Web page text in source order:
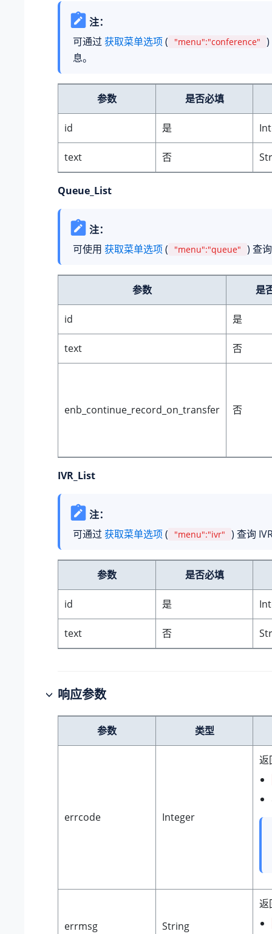
注：
可通过获取菜单选项( "menu":"conference" )
息。
参数 是否必填
id 是
text 否
Queue_List
注：
可使用 获取菜单选项( "menu":"queue" ) 查
参数 是
id 是
text 否
enb_continue_record_on_transfer 否
IVR_List
注：
可通过获取菜单选项( "menu":"ivr" ) 查询
参数 是否必填
id 是
text 否
响应参数
参数 类型
errcode Integer
返
errmsg String
返